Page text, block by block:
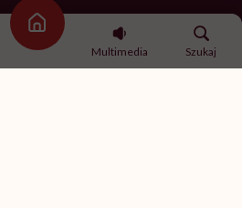
Strona główna
Multimedia
Szukaj